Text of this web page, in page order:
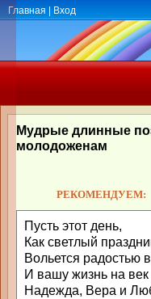
Главная Вход
Мудрые длинные
молодоженам
РЕКОМЕНДУЕМ:
Пусть этот день,
Как светлый
Вольется радостью
И вашу жизнь на век
Надежда, Вера и